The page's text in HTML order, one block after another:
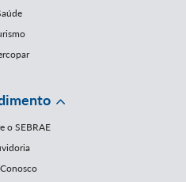
o SEBRAE